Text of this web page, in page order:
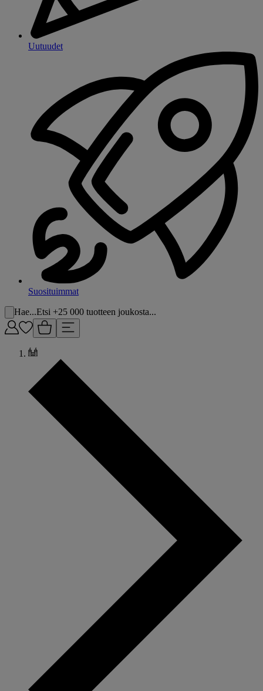
Uutuudet
Suosituimmat
Hae...Etsi +25 000 tuotteen joukosta...